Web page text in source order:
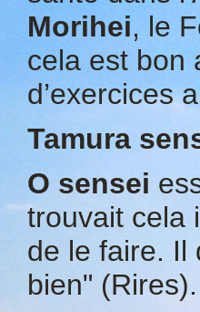
Morihei, le
cela est bon
d’exercices
Tamura
O sensei
trouvait cela
de le faire. Il
bien" (Rires).